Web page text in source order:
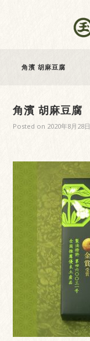
角濱 胡麻豆腐
角濱 胡麻豆腐
Posted on 2020年8月28日